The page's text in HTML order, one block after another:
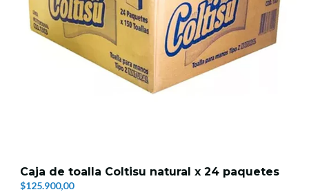
Caja de toalla Coltisu natural x 24 paquetes
$125.900,00